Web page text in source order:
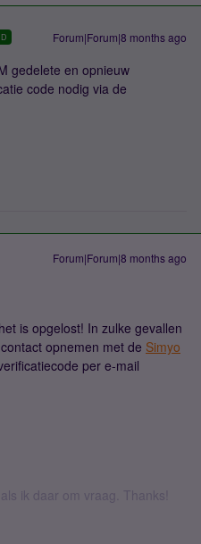
Forum|Forum|8 months ago
gedelete en opnieuw
code nodig via de
Forum|Forum|8 months ago
is opgelost! In zulke gevallen
opnemen met de Simyo
per e-mail
ik daar om vraag. Thanks!